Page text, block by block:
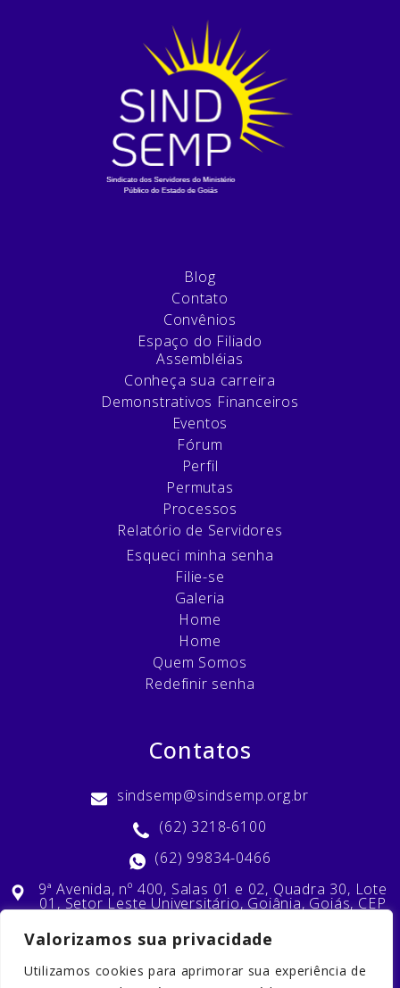
Valorizamos sua privacidade
Utilizamos cookies para aprimorar sua experiência de
Blog
Contato
Convênios
Espaço do Filiado
Assembléias
Conheça sua carreira
Demonstrativos Financeiros
Eventos
Fórum
Perfil
Permutas
Processos
Relatório de Servidores
Esqueci minha senha
Filie-se
Galeria
Home
Home
Quem Somos
Redefinir senha
Contatos
sindsemp@sindsemp.org.br
(62) 3218-6100
(62) 99834-0466
9ª Avenida, nº 400, Salas 01 e 02, Quadra 30, Lote
01, Setor Leste Universitário, Goiânia, Goiás, CEP